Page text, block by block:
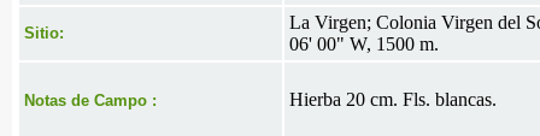
Sitio:
La Virgen; Colonia Virgen del
06' 00" W, 1500 m.
Notas de Campo : Hierba 20 cm. Fls. blancas.